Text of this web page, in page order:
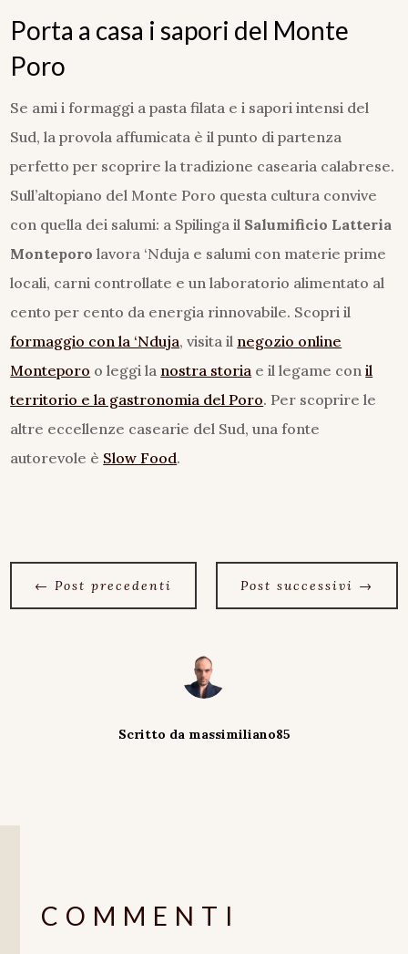
Porta a casa i sapori del Monte
Poro
Se ami i formaggi a pasta filata e i sapori intensi del
Sud, la provola affumicata è il punto di partenza
perfetto per scoprire la tradizione casearia calabrese.
Sull’altopiano del Monte Poro questa cultura convive
con quella dei salumi: a Spilinga il Salumificio Latteria
Monteporo lavora ‘Nduja e salumi con materie prime
locali, carni controllate e un laboratorio alimentato al
cento per cento da energia rinnovabile. Scopri il
formaggio con la ‘Nduja, visita il negozio online
Monteporo o leggi la nostra storia e il legame conil
territorio e la gastronomia del Poro. Per scoprire le
altre eccellenze casearie del Sud, una fonte
autorevole è Slow Food.
←Post precedenti Post successivi →
Scritto da massimiliano85
COMMENTI